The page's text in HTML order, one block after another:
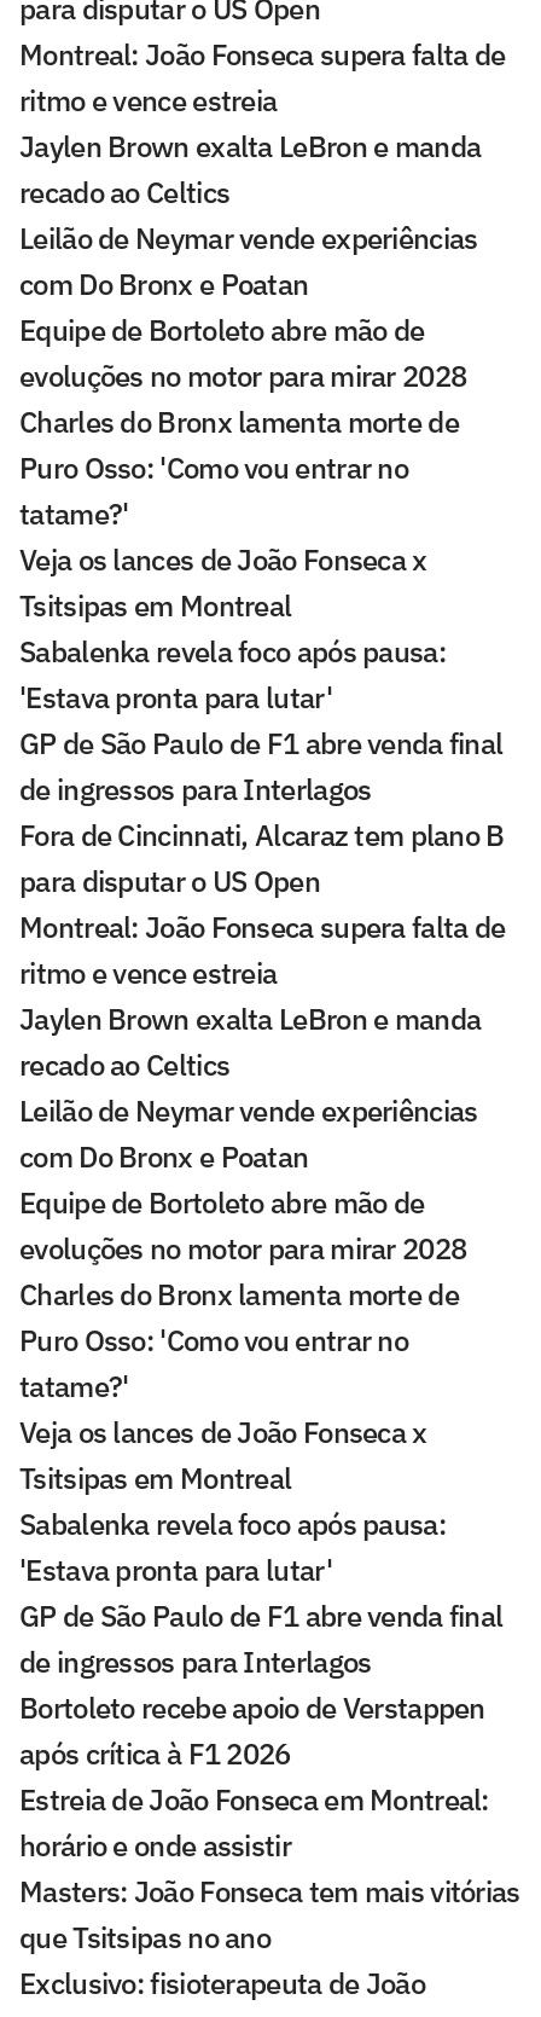
para disputar o US Open
Montreal: João Fonseca supera falta de
ritmo e vence estreia
Jaylen Brown exalta LeBron e manda
recado ao Celtics
Leilão de Neymar vende experiências
com Do Bronx e Poatan
Equipe de Bortoleto abre mão de
evoluções no motor para mirar 2028
Charles do Bronx lamenta morte de
Puro Osso: 'Como vou entrar no
tatame?'
Veja os lances de João Fonseca x
Tsitsipas em Montreal
Sabalenka revela foco após pausa:
'Estava pronta para lutar'
GP de São Paulo de F1 abre venda final
de ingressos para Interlagos
Fora de Cincinnati, Alcaraz tem plano B
para disputar o US Open
Montreal: João Fonseca supera falta de
ritmo e vence estreia
Jaylen Brown exalta LeBron e manda
recado ao Celtics
Leilão de Neymar vende experiências
com Do Bronx e Poatan
Equipe de Bortoleto abre mão de
evoluções no motor para mirar 2028
Charles do Bronx lamenta morte de
Puro Osso: 'Como vou entrar no
tatame?'
Veja os lances de João Fonseca x
Tsitsipas em Montreal
Sabalenka revela foco após pausa:
'Estava pronta para lutar'
GP de São Paulo de F1 abre venda final
de ingressos para Interlagos
Bortoleto recebe apoio de Verstappen
após crítica à F1 2026
Estreia de João Fonseca em Montreal:
horário e onde assistir
Masters: João Fonseca tem mais vitórias
que Tsitsipas no ano
Exclusivo: fisioterapeuta de João